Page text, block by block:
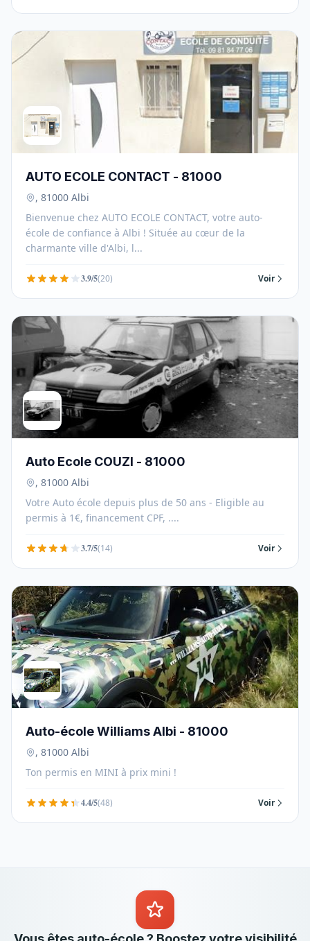
AUTO ECOLE CONTACT - 81000
, 81000 Albi
Bienvenue chez AUTO ECOLE CONTACT, votre auto-
école de confiance à Albi ! Située au cœur de la
charmante ville d'Albi, l...
3.9/5(20) Voir
Auto Ecole COUZI - 81000
, 81000 Albi
Votre Auto école depuis plus de 50 ans - Eligible au
permis à 1€, financement CPF, ....
3.7/5(14) Voir
Auto-école Williams Albi - 81000
, 81000 Albi
Ton permis en MINI à prix mini !
4.4/5(48) Voir